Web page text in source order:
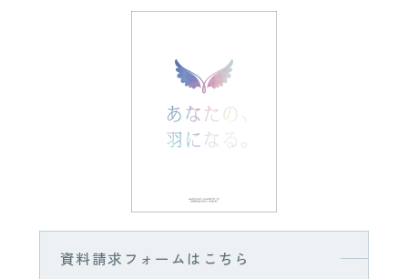
資料請求フォームはこちら